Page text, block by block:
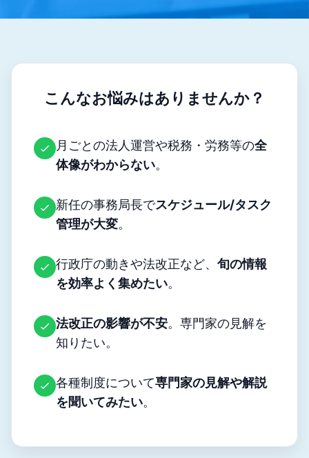
こんなお悩みはありませんか？
月ごとの法人運営や税務・労務等の全
体像がわからない。
新任の事務局長でスケジュール/タスク
管理が大変。
行政庁の動きや法改正など、 旬の情報
を効率よく集めたい。
法改正の影響が不安。専門家の見解を
知りたい。
各種制度について専門家の見解や解説
を聞いてみたい。